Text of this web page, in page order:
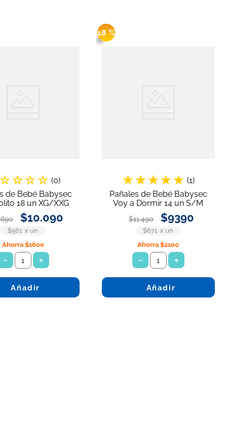
☆☆☆☆ (0)
de Bebé Babysec
18 un XG/XXG
690 $10.090
$561 x un
Ahorra $1600
＋
－
Añadir
18 %
★★★★★ (1)
Pañales de Bebé Babysec
Voy a Dormir 14 un S/M
$11.490 $9390
$671 x un
Ahorra$2100
＋
－
Añadir